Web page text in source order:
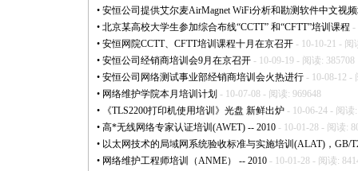
• 安恒公司提供艾尔麦AirMagnet WiFi分析和勘测软件中文视
• 北京某高校大学生参加综合布线“CCTT” 和“CFTT”培训课程 -
• 安恒网院CCTT、CFTT培训课程十月在京召开 - 10-10-21 - 阅
• 安恒公司经销商培训会9月在京召开 - 10-09-19 - 阅读: 385708
• 安恒公司网络测试事业部经销商培训会火热进行 - 10-08-12 -
• 网络维护学院本月培训计划 - 10-07-08 - 阅读: 969648
•
《TLS2200打印机使用培训》光盘 新鲜出炉 - 10-06-24 - 阅读
• 高*无线网络专家认证培训(AWET) -- 2010 - 10-01-28 - 阅读:
• 以太网技术的局域网系统验收标准与实施培训(ALAT)，GB/
• 网络维护工程师培训（ANME） -- 2010 - 10-01-28 - 阅读: